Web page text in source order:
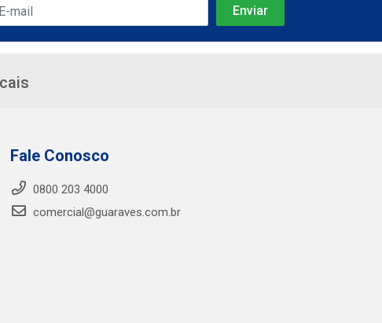
Fale Conosco
0800 203 4000
comercial@guaraves.com.br